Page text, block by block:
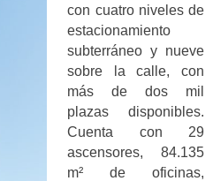
con cuatro niveles de
estacionamiento
subterráneo y nueve
sobre la calle, con
más de dos mil
plazas disponibles.
Cuenta con 29
ascensores, 84.135
m² de oficinas,